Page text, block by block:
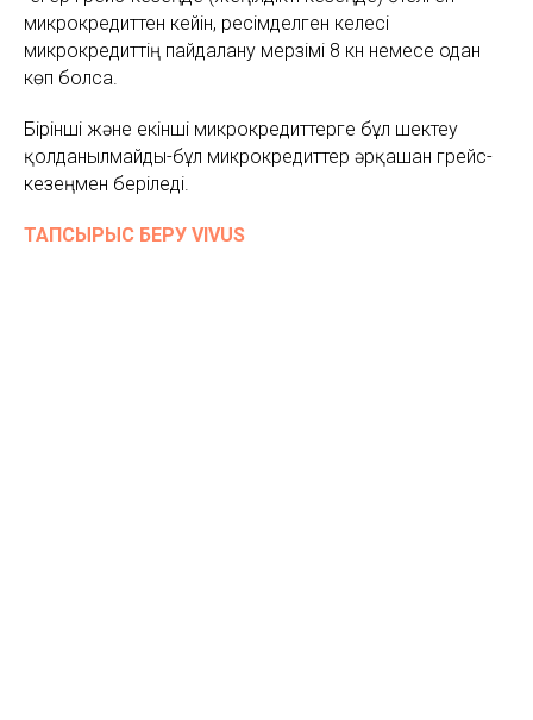
микрокредиттен кейін, ресімделген келесі
микрокредиттің пайдалану мерзімі 8 күн немесе одан
көп болса.
Бірінші және екінші микрокредиттерге бұл шектеу
қолданылмайды-бұл микрокредиттер әрқашан грейс-
кезеңмен беріледі.
ТАПСЫРЫС БЕРУ VIVUS